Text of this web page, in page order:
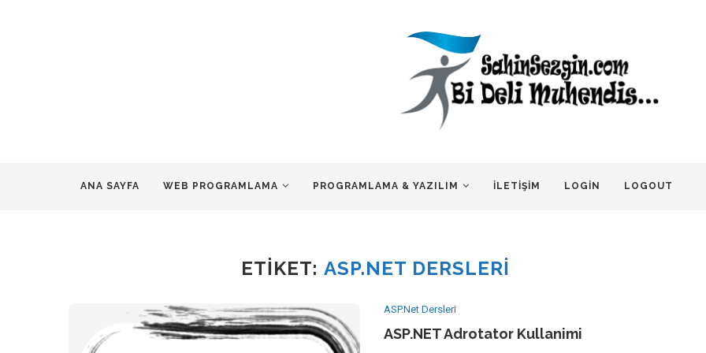
ANA SAYFA WEB PROGRAMLAMA PROGRAMLAMA & YAZILIM İLETIŞIM LOGIN LOGOUT
ETIKET:ASP.NET DERSLERI
ASP.Net Dersleri
ASP.NET Adrotator Kullanimi